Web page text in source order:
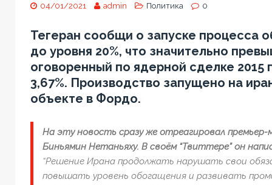
04/01/2021 admin Политика 0
Тегеран сообщи о запуске процесса
до уровня 20%, что значительно
оговоренный по ядерной сделке 2015
3,67%. Производство запущено на
объекте в Фордо.
На эту новость сразу же отреагировал
Биньямин Нетаньяху. В своём “Твиттере” он
“Решение Ирана продолжать нарушать свои
повышать уровень обогащения и развивать